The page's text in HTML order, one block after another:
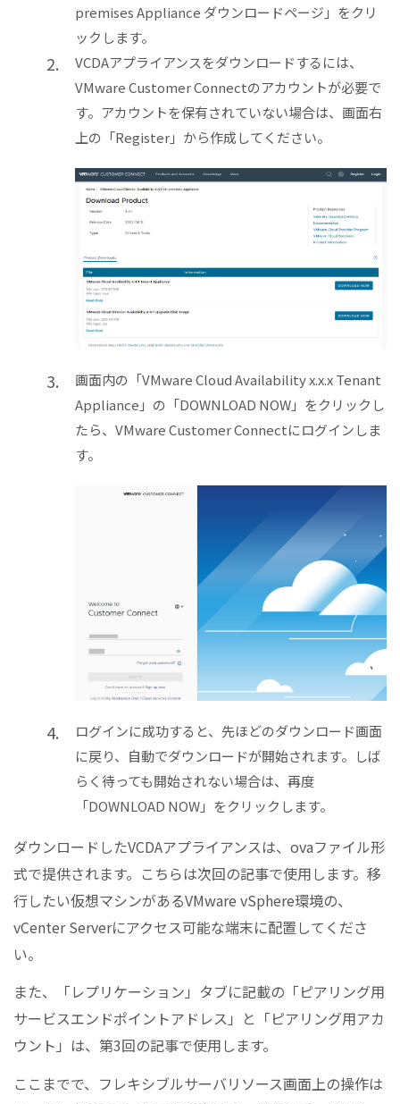
premises Appliance ダウンロードページ」をクリ
ックします。
VCDAアプライアンスをダウンロードするには、
VMware Customer Connectのアカウントが必要で
す。アカウントを保有されていない場合は、画面右
上の「Register」から作成してください。
画面内の「VMware Cloud Availability x.x.x Tenant
Appliance」の「DOWNLOAD NOW」をクリックし
たら、VMware Customer Connectにログインしま
す。
ログインに成功すると、先ほどのダウンロード画面
に戻り、自動でダウンロードが開始されます。しば
らく待っても開始されない場合は、再度
「DOWNLOAD NOW」をクリックします。
ダウンロードしたVCDAアプライアンスは、ovaファイル形
式で提供されます。こちらは次回の記事で使用します。移
行したい仮想マシンがあるVMware vSphere環境の、
vCenter Serverにアクセス可能な端末に配置してくださ
い。
また、「レプリケーション」タブに記載の「ピアリング用
サービスエンドポイントアドレス」と「ピアリング用アカ
ウント」は、第3回の記事で使用します。
ここまでで、フレキシブルサーバリソース画面上の操作は